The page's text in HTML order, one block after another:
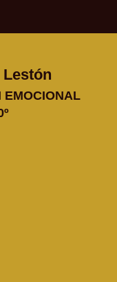
EMOCIONAL